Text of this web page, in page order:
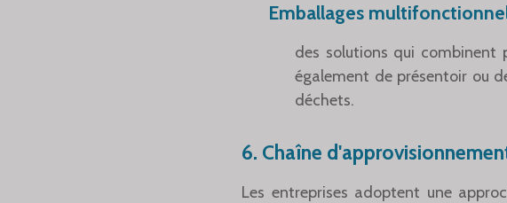
Emballages
des solutions qui combinent
également de présentoir ou
déchets.
6. Chaîne
Les entreprises adoptent une